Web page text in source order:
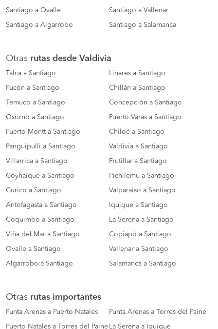
Santiago a Ovalle Santiago a Vallenar
Santiago a Algarrobo Santiago a Salamanca
Otras rutas desde Valdivia
Talca a Santiago Linares a Santiago
Pucón a Santiago Chillán a Santiago
Temuco a Santiago Concepción a Santiago
Osorno a Santiago Puerto Varas a Santiago
Puerto Montt a Santiago Chiloé a Santiago
Panguipulli a Santiago Valdivia a Santiago
Villarrica a Santiago Frutillar a Santiago
Coyhaique a Santiago Pichilemu a Santiago
Curico a Santiago Valparaiso a Santiago
Antofagasta a Santiago Iquique a Santiago
Coquimbo a Santiago La Serena a Santiago
Viña del Mar a Santiago Copiapó a Santiago
Ovalle a Santiago Vallenar a Santiago
Algarrobo a Santiago Salamanca a Santiago
Otras rutas importantes
Punta Arenas a Puerto Natales Punta Arenas a Torres del Paine
Puerto Natales a Torres del Paine La Serena a Iquique